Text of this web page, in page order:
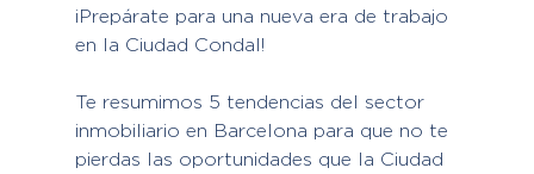
¡Prepárate para una nueva era de trabajo
en la Ciudad Condal!
Te resumimos 5 tendencias del sector
inmobiliario en Barcelona para que no te
pierdas las oportunidades que la Ciudad